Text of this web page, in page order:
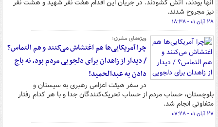
آنها بودند، آتش گشودند. در جریان این اقدام هفت نفر شهید و هشت نفر
نیز مجروح شدند.
۲۸ آبان ۰۱ - ۱۸:۳۸
ویژه‌های مشرق؛
چرا آمریکایی‌ها هم اغتشاش می‌کنند و هم التماس؟
/ دیدار از زاهدان برای دلجویی مردم بود، نه باج
دادن به عبدالحمید!
در سفر هیئت اعزامی رهبری به سیستان و
بلوچستان، حساب مردم از حساب تحریک‌کنندگان جدا و با هر کدام رفتار
متفاوتی انجام شد.
۲۷ آبان ۰۱ - ۰۷:۲۸